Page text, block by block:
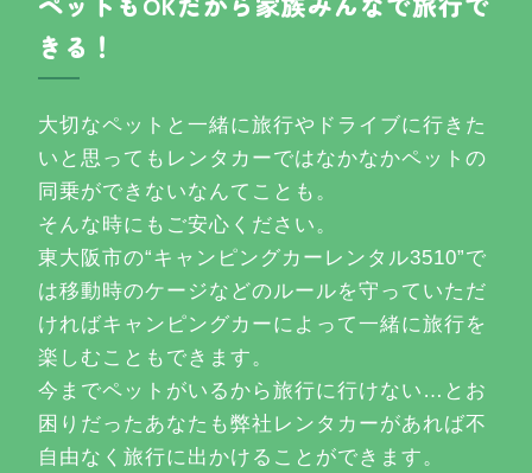
きる！
大切なペットと一緒に旅行やドライブに行きた
いと思ってもレンタカーではなかなかペットの
同乗ができないなんてことも。
そんな時にもご安心ください。
東大阪市の“キャンピングカーレンタル3510”で
は移動時のケージなどのルールを守っていただ
ければキャンピングカーによって一緒に旅行を
楽しむこともできます。
今までペットがいるから旅行に行けない…とお
困りだったあなたも弊社レンタカーがあれば不
自由なく旅行に出かけることができます。